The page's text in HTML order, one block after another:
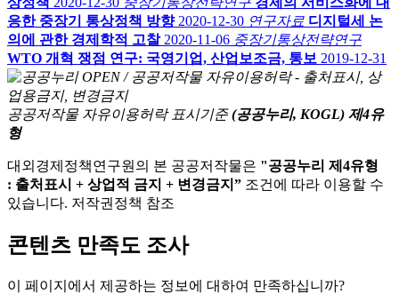
응한 중장기 통상정책 방향 2020-12-30 연구자료 디지털세 논
의에 관한 경제학적 고찰 2020-11-06 중장기통상전략연구
WTO 개혁 쟁점 연구: 국영기업, 산업보조금, 통보 2019-12-31
공공저작물 자유이용허락 표시기준 (공공누리, KOGL) 제4유
형
대외경제정책연구원의 본 공공저작물은 "공공누리 제4유형
: 출처표시 + 상업적 금지 + 변경금지” 조건에 따라 이용할 수
있습니다. 저작권정책 참조
콘텐츠 만족도 조사
이 페이지에서 제공하는 정보에 대하여 만족하십니까?